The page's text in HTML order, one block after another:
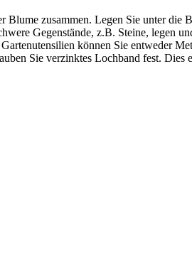
zusammen. Legen Sie unter die
Gegenstände, z.B. Steine, legen
können Sie entweder
Sie verzinktes Lochband fest. Dies